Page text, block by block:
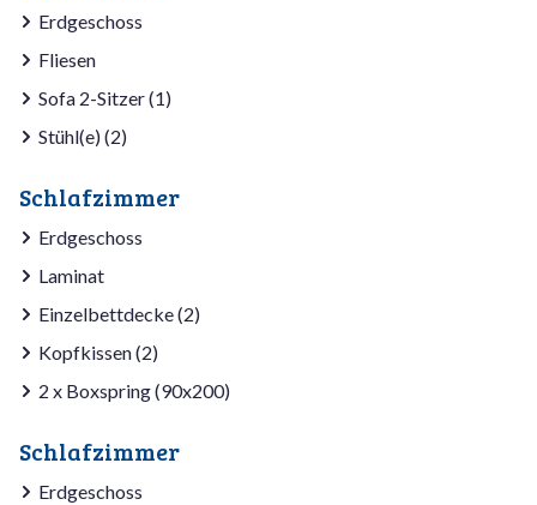
Erdgeschoss
Fliesen
Sofa 2-Sitzer (1)
Stühl(e) (2)
Schlafzimmer
Erdgeschoss
Laminat
Einzelbettdecke (2)
Kopfkissen (2)
2 x Boxspring (90x200)
Schlafzimmer
Erdgeschoss